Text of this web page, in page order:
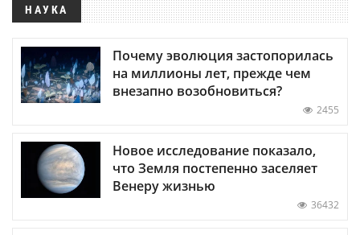
НАУКА
Почему эволюция застопорилась
на миллионы лет, прежде чем
внезапно возобновиться?
2455
Новое исследование показало,
что Земля постепенно заселяет
Венеру жизнью
36432